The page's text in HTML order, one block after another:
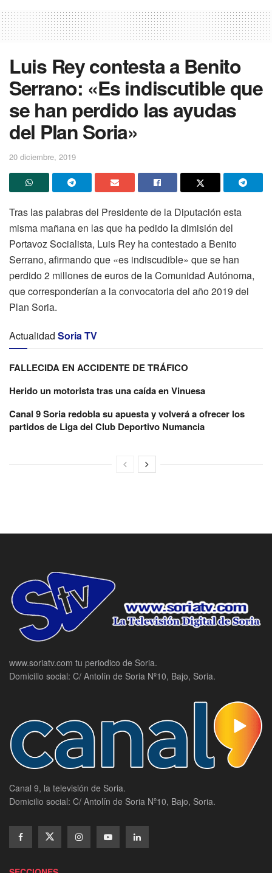
Luis Rey contesta a Benito
Serrano: «Es indiscutible que
se han perdido las ayudas
del Plan Soria»
20 diciembre, 2019
Tras las palabras del Presidente de la Diputación esta
misma mañana en las que ha pedido la dimisión del
Portavoz Socialista, Luis Rey ha contestado a Benito
Serrano, afirmando que «es indiscudible» que se han
perdido 2 millones de euros de la Comunidad Autónoma,
que corresponderían a la convocatoria del año 2019 del
Plan Soria.
Actualidad Soria TV
FALLECIDA EN ACCIDENTE DE TRÁFICO
Herido un motorista tras una caída en Vinuesa
Canal 9 Soria redobla su apuesta y volverá a ofrecer los
partidos de Liga del Club Deportivo Numancia
www.soriatv.com tu periodico de Soria.
Domicilio social: C/ Antolín de Soria Nº10, Bajo, Soria.
Canal 9, la televisión de Soria.
Domicilio social: C/ Antolín de Soria Nº10, Bajo, Soria.